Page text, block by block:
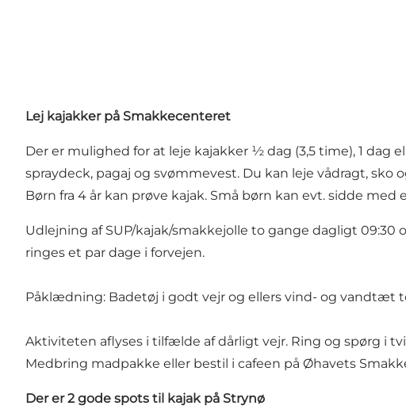
Lej kajakker på Smakkecenteret
Der er mulighed for at leje kajakker ½ dag (3,5 time), 1
spraydeck, pagaj og svømmevest. Du kan leje vådragt, sko
Børn fra 4 år kan prøve kajak. Små børn kan evt. sidde
Udlejning af SUP/kajak/smakkejolle to gange dagligt 09:30
ringes et par dage i forvejen.
Påklædning: Badetøj i godt vejr og ellers vind- og vandtæt
Aktiviteten aflyses i tilfælde af dårligt vejr. Ring og spørg i
Medbring madpakke eller bestil i cafeen på Øhavets
Der er 2 gode spots til kajak på Strynø